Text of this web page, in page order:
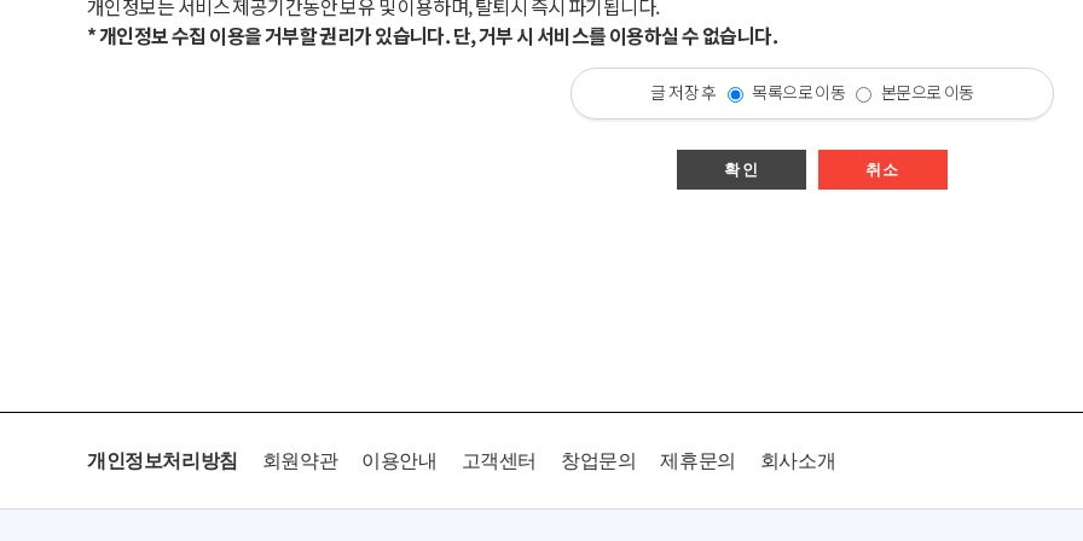
* 개인정보 수집 이용을 거부할 권리가 있습니다. 단, 거부 시 서비스를 이용하실 수 없습니다.
글 저장 후 목록으로 이동 본문으로 이동
확인 취소
개인정보처리방침 회원약관 이용안내 고객센터 창업문의 제휴문의 회사소개